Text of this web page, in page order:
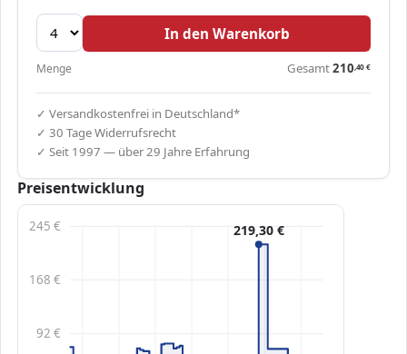
In den Warenkorb
Menge Gesamt210,40€
✓ Versandkostenfrei in Deutschland*
✓ 30 Tage Widerrufsrecht
✓ Seit 1997 — über 29 Jahre Erfahrung
Preisentwicklung
92 €
168 €
245 € 219,30 €